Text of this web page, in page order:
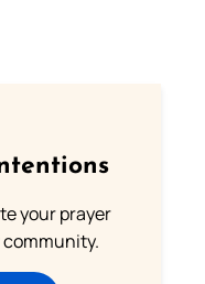
your prayer